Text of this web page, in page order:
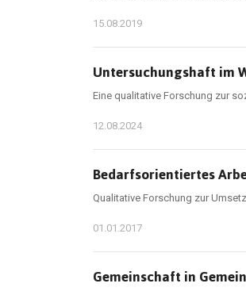
15.08.2019
Untersuchungshaft im
Eine qualitative Forschung zur
12.08.2024
Bedarfsorientiertes
Qualitative Forschung zur
01.01.2017
Gemeinschaft in